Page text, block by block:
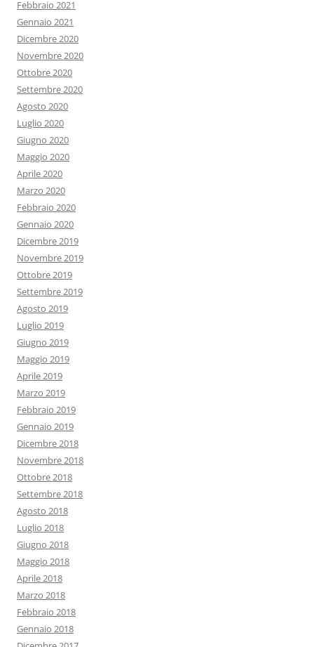
Febbraio 2021
Gennaio 2021
Dicembre 2020
Novembre 2020
Ottobre 2020
Settembre 2020
Agosto 2020
Luglio 2020
Giugno 2020
Maggio 2020
Aprile 2020
Marzo 2020
Febbraio 2020
Gennaio 2020
Dicembre 2019
Novembre 2019
Ottobre 2019
Settembre 2019
Agosto 2019
Luglio 2019
Giugno 2019
Maggio 2019
Aprile 2019
Marzo 2019
Febbraio 2019
Gennaio 2019
Dicembre 2018
Novembre 2018
Ottobre 2018
Settembre 2018
Agosto 2018
Luglio 2018
Giugno 2018
Maggio 2018
Aprile 2018
Marzo 2018
Febbraio 2018
Gennaio 2018